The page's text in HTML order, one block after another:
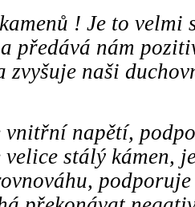
! Je to velmi
předává nám
naši
vnitřní napětí,
stálý kámen,
podporuje